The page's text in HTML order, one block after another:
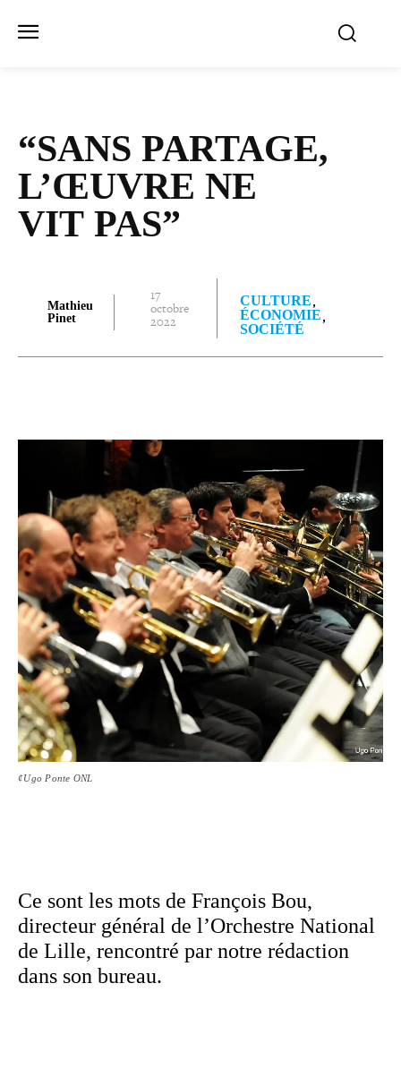
“SANS PARTAGE,
L’ŒUVRE NE
VIT PAS”
Mathieu
Pinet
17
octobre
2022
CULTURE
ÉCONOMIE
SOCIÉTÉ
¢Ugo Ponte ONL
Ce sont les mots de François Bou,
directeur général de l’Orchestre National
de Lille, rencontré par notre rédaction
dans son bureau.